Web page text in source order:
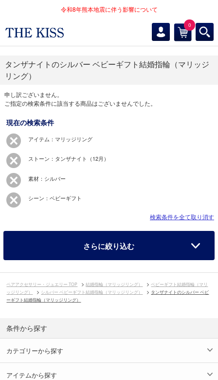
令和8年熊本地震に伴う影響について
0
タンザナイトのシルバー ベビーギフト結婚指輪（マリッジ
リング）
申し訳ございません。
ご指定の検索条件に該当する商品はございませんでした。
現在の検索条件
アイテム：マリッジリング
ストーン：タンザナイト（12月）
素材：シルバー
シーン：ベビーギフト
検索条件を全て取り消す
さらに絞り込む
ペアアクセサリー・ジュエリー TOP 結婚指輪（マリッジリング）
ベビーギフト結婚指輪（マリ
ッジリング）
シルバー ベビーギフト結婚指輪（マリッジリング）
タンザナイトのシルバー ベビ
ーギフト結婚指輪（マリッジリング）
条件から探す
カテゴリーから探す
アイテムから探す